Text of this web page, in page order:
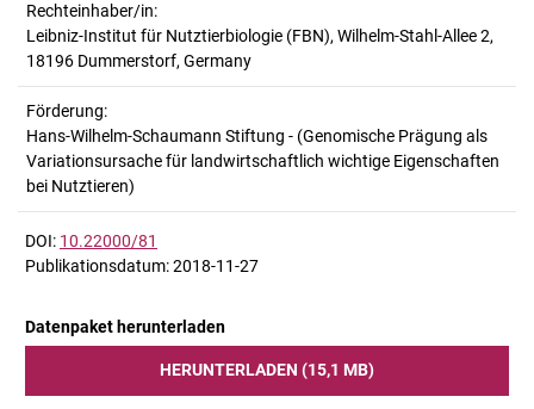
Rechteinhaber/in:
Leibniz-Institut für Nutztierbiologie (FBN), Wilhelm-Stahl-Allee 2,
18196 Dummerstorf, Germany
Förderung:
Hans-Wilhelm-Schaumann Stiftung - (Genomische Prägung als
Variationsursache für landwirtschaftlich wichtige Eigenschaften
bei Nutztieren)
DOI: 10.22000/81
Publikationsdatum: 2018-11-27
Datenpaket herunterladen
HERUNTERLADEN (15,1 MB)